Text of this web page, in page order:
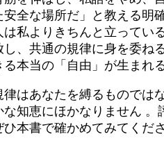
安全な場所だ」と教える明
は私よりきちんと立ってい
し、共通の規律に身を委ね
る本当の「自由」が生まれ
律はあなたを縛るものでは
な知恵にほかなりません 。
ひ本書で確かめてみてくださ